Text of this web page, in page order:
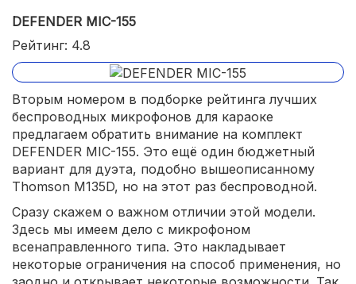
DEFENDER MIC-155
Рейтинг: 4.8
Вторым номером в подборке рейтинга лучших
беспроводных микрофонов для караоке
предлагаем обратить внимание на комплект
DEFENDER MIC-155. Это ещё один бюджетный
вариант для дуэта, подобно вышеописанному
Thomson M135D, но на этот раз беспроводной.
Сразу скажем о важном отличии этой модели.
Здесь мы имеем дело с микрофоном
всенаправленного типа. Это накладывает
некоторые ограничения на способ применения, но